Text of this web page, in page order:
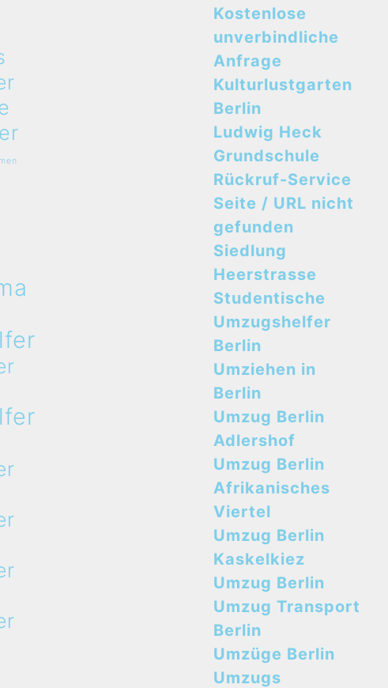
Kostenlose
unverbindliche
Anfrage
Kulturlustgarten
Berlin
Ludwig Heck
Grundschule
Rückruf-Service
Seite / URL nicht
gefunden
Siedlung
Heerstrasse
Studentische
Umzugshelfer
Berlin
Umziehen in
Berlin
Umzug Berlin
Adlershof
Umzug Berlin
Afrikanisches
Viertel
Umzug Berlin
Kaskelkiez
Umzug Berlin
Umzug Transport
Berlin
Umzüge Berlin
Umzugs